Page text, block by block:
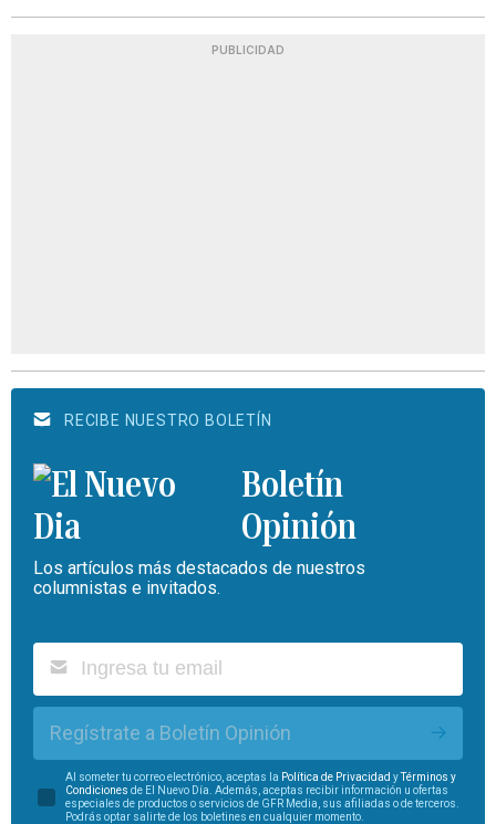
PUBLICIDAD
RECIBE NUESTRO BOLETÍN
Boletín
Opinión
Los artículos más destacados de nuestros
columnistas e invitados.
Regístrate a Boletín Opinión
Al someter tu correo electrónico, aceptas la Política de Privacidad yTérminos y
Condiciones de El Nuevo Día. Además, aceptas recibir información u ofertas
especiales de productos o servicios de GFR Media, sus afiliadas o de terceros.
Podrás optar salirte de los boletines en cualquier momento.